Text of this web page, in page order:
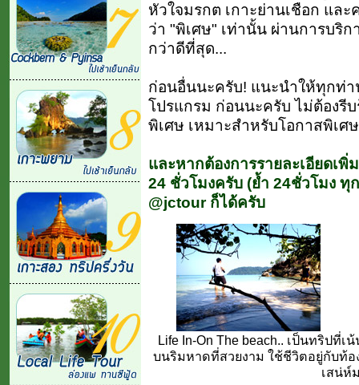
หัวใจมรกต เกาะย่านเชือก แล
ว่า "พิเศษ" เท่านั้น ผ่านการบริ
กว่าดีที่สุด...
ก่อนอื่นนะครับ! แนะนำให้ทุกท่า
โปรแกรม ก่อนนะครับ ไม่ต้องรี
พิเศษ เหมาะสำหรับโอกาสพิเศ
และหากต้องการรายละเอียดเพิ่
24 ชั่วโมงครับ (ย้ำ 24ชั่วโมง ทุ
@jctour ก็ได้ครับ
Life In-On The beach.. เป็นทริปที่
บนริมหาดที่สวยงาม ใช้ชีวิตอยู่กับท้อ
เสน่ห์